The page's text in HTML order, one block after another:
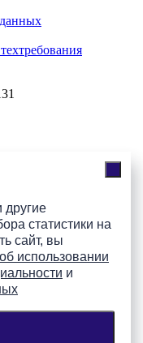
другие
статистики на
сайт, вы
использовании
и